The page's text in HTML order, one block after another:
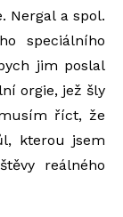
Nergal a spol.
speciálního
jim poslal
orgie, jež šly
říct, že
kterou jsem
reálného